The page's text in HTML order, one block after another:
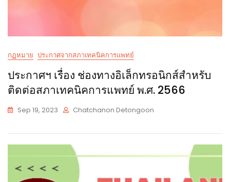
กฏหมาย ประกาศจากสภาเทคนิคการแพทย์
ประกาศฯ เรื่อง ช่องทางอิเล็กทรอนิกส์สำหรับ
ติดต่อสภาเทคนิคการแพทย์ พ.ศ. 2566
Sep 19, 2023 Chatchanon Detongoon